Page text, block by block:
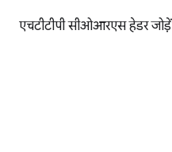
एचटीटीपी सीओआरएस हेडर जोड़ें